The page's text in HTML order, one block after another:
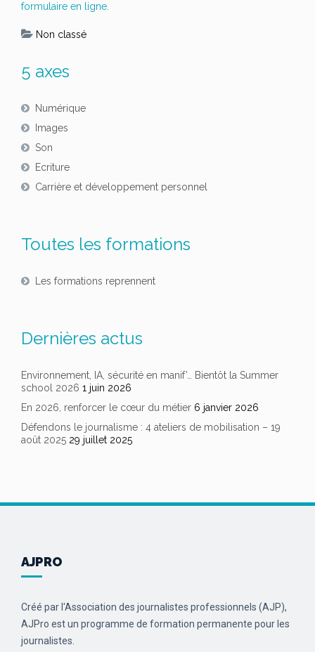
formulaire en ligne
Non classé
5 axes
Numérique
Images
Son
Ecriture
Carrière et développement personnel
Toutes les formations
Les formations reprennent
Dernières actus
Environnement, IA, sécurité en manif’… Bientôt la Summer
school 2026 1 juin 2026
En 2026, renforcer le cœur du métier 6 janvier 2026
Défendons le journalisme : 4 ateliers de mobilisation – 19
août 2025 29 juillet 2025
AJPRO
Créé par l'Association des journalistes professionnels (AJP),
AJPro est un programme de formation permanente pour les
journalistes.